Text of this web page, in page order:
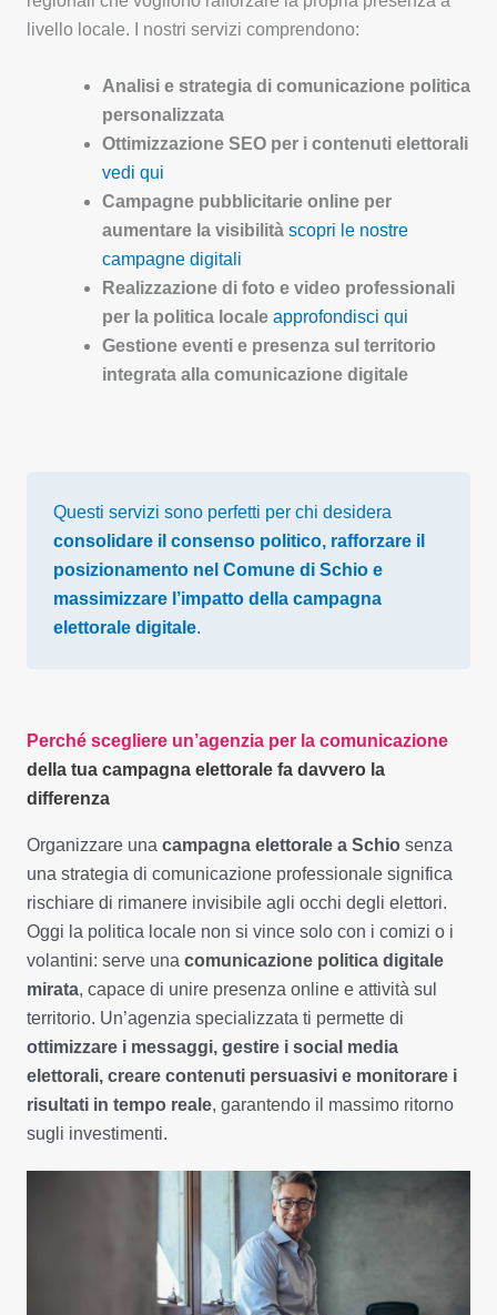
livello locale. I nostri servizi comprendono:
Analisi e strategia di comunicazione politica
personalizzata
Ottimizzazione SEO per i contenuti elettorali
vedi qui
Campagne pubblicitarie online per
aumentare la visibilità scopri le nostre
campagne digitali
Realizzazione di foto e video professionali
per la politica locale approfondisci qui
Gestione eventi e presenza sul territorio
integrata alla comunicazione digitale
Questi servizi sono perfetti per chi desidera
consolidare il consenso politico, rafforzare il
posizionamento nel Comune di Schio e
massimizzare l’impatto della campagna
elettorale digitale.
Perché scegliere un’agenzia per la comunicazione
della tua campagna elettorale fa davvero la
differenza
Organizzare una campagna elettorale a Schio senza
una strategia di comunicazione professionale significa
rischiare di rimanere invisibile agli occhi degli elettori.
Oggi la politica locale non si vince solo con i comizi o i
volantini: serve una comunicazione politica digitale
mirata, capace di unire presenza online e attività sul
territorio. Un’agenzia specializzata ti permette di
ottimizzare i messaggi, gestire i social media
elettorali, creare contenuti persuasivi e monitorare i
risultati in tempo reale, garantendo il massimo ritorno
sugli investimenti.